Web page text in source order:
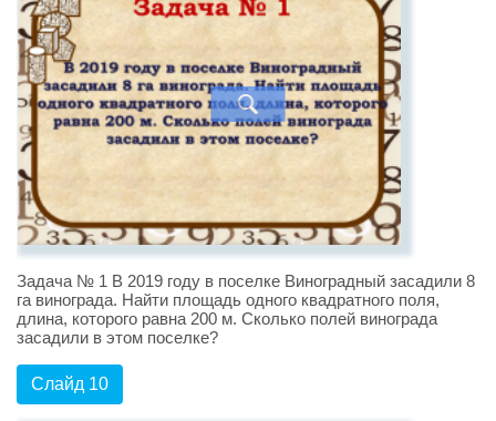
Задача № 1 В 2019 году в поселке Виноградный засадили 8
га винограда. Найти площадь одного квадратного поля,
длина, которого равна 200 м. Сколько полей винограда
засадили в этом поселке?
Слайд 10